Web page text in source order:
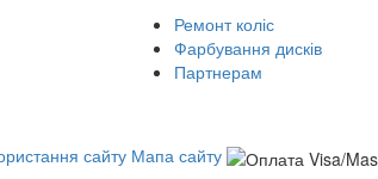
Ремонт коліс
Фарбування дисків
Партнерам
сайту Мапа сайту